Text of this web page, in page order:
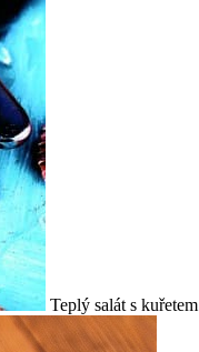
Teplý salát s kuřetem